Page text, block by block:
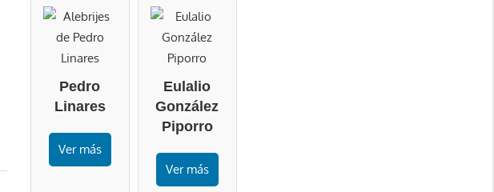
Pedro
Linares
Ver más
Eulalio
González
Piporro
Ver más